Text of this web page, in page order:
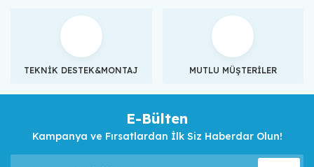
TEKNİK DESTEK&MONTAJ MUTLU MÜŞTERİLER
E-Bülten
Kampanya ve Fırsatlardan İlk Siz Haberdar Olun!